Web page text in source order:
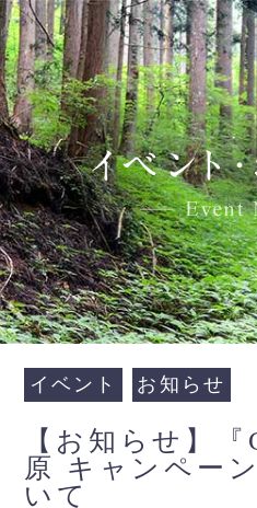
イベント お知らせ
【お知らせ】
原 キャンペー
いて